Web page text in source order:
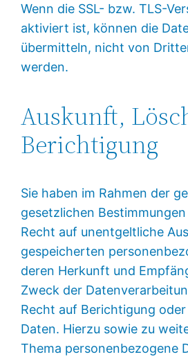
Wenn die SSL- bzw. TLS-
aktiviert ist, können die
übermitteln, nicht von
werden.
Auskunft,
Berichtigung
Sie haben im Rahmen der
gesetzlichen
Recht auf unentgeltliche
gespeicherten
deren Herkunft und
Zweck der
Recht auf Berichtigung
Daten. Hierzu sowie zu
Thema personenbezogene